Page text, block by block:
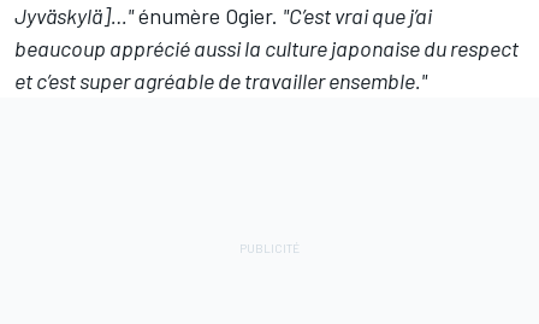
Jyväskylä]…"énumère Ogier. "C’est vrai que j’ai
beaucoup apprécié aussi la culture japonaise du respect
et c’est super agréable de travailler ensemble."